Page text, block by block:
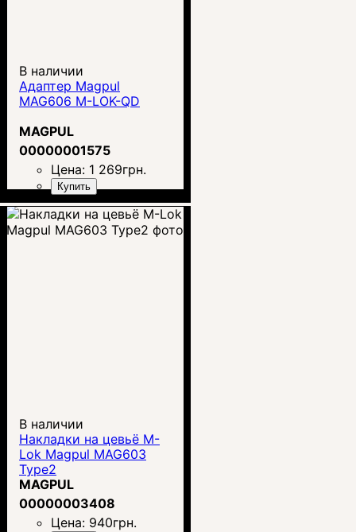
В наличии
Адаптер Magpul
MAG606 M-LOK-QD
MAGPUL
00000001575
Цена: 1 269грн.
Купить
В наличии
Накладки на цевьё M-
Lok Magpul MAG603
Type2
MAGPUL
00000003408
Цена: 940грн.